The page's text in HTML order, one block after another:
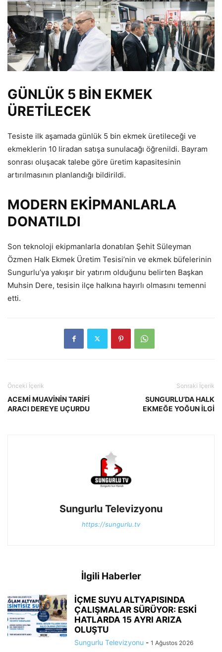
GÜNLÜK 5 BİN EKMEK
ÜRETİLECEK
Tesiste ilk aşamada günlük 5 bin ekmek üretileceği ve
ekmeklerin 10 liradan satışa sunulacağı öğrenildi. Bayram
sonrası oluşacak talebe göre üretim kapasitesinin
artırılmasının planlandığı bildirildi.
MODERN EKİPMANLARLA
DONATILDI
Son teknoloji ekipmanlarla donatılan Şehit Süleyman
Özmen Halk Ekmek Üretim Tesisi’nin ve ekmek büfelerinin
Sungurlu’ya yakışır bir yatırım olduğunu belirten Başkan
Muhsin Dere, tesisin ilçe halkına hayırlı olmasını temenni
etti.
Önceki İçerik
ACEMİ MUAVİNİN TARİFİ
ARACI DEREYE UÇURDU
Sonraki İçerik
SUNGURLU’DA HALK
EKMEĞE YOĞUN İLGİ
Sungurlu Televizyonu
https://sungurlu.tv
İlgili Haberler
İÇME SUYU ALTYAPISINDA
ÇALIŞMALAR SÜRÜYOR: ESKİ
HATLARDA 15 AYRI ARIZA
OLUŞTU
Sungurlu Televizyonu - 1 Ağustos 2026